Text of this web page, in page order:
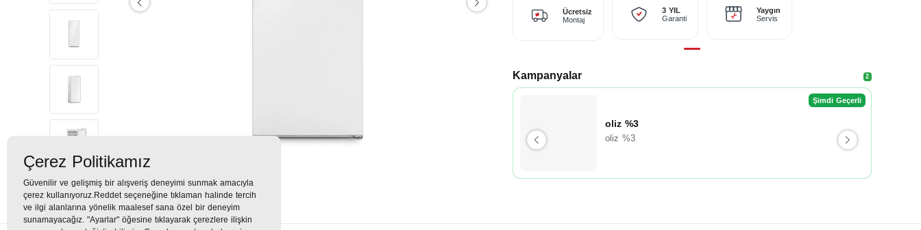
Ücretsiz
Montaj
3 YIL
Garanti
Yaygın
Servis
Kampanyalar 2
Şimdi Geçerli
oliz %3
oliz %3
Çerez Politikamız
Güvenilir ve gelişmiş bir alışveriş deneyimi sunmak amacıyla
çerez kullanıyoruz.Reddet seçeneğine tıklaman halinde tercih
ve ilgi alanlarına yönelik maalesef sana özel bir deneyim
sunamayacağız. "Ayarlar" öğesine tıklayarak çerezlere ilişkin